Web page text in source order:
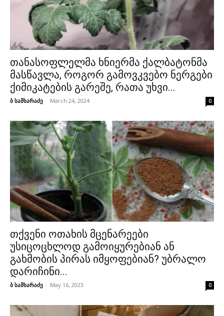
თანასოფლელმა ხნიერმა ქალბატონმა
მასწავლა, როგორ გამოვკვებო ნერგები
ქიმიკატების გარეშე, რათა უხვი...
ბ სამხარაძე - March 24, 2024 0
თქვენი ოთახის მცენარეები
უსიცოცხლოდ გამოიყურებიან ან
გახმობის პირას იმყოფებიან? უბრალო
დარიჩინი...
ბ სამხარაძე - May 16, 2023 0